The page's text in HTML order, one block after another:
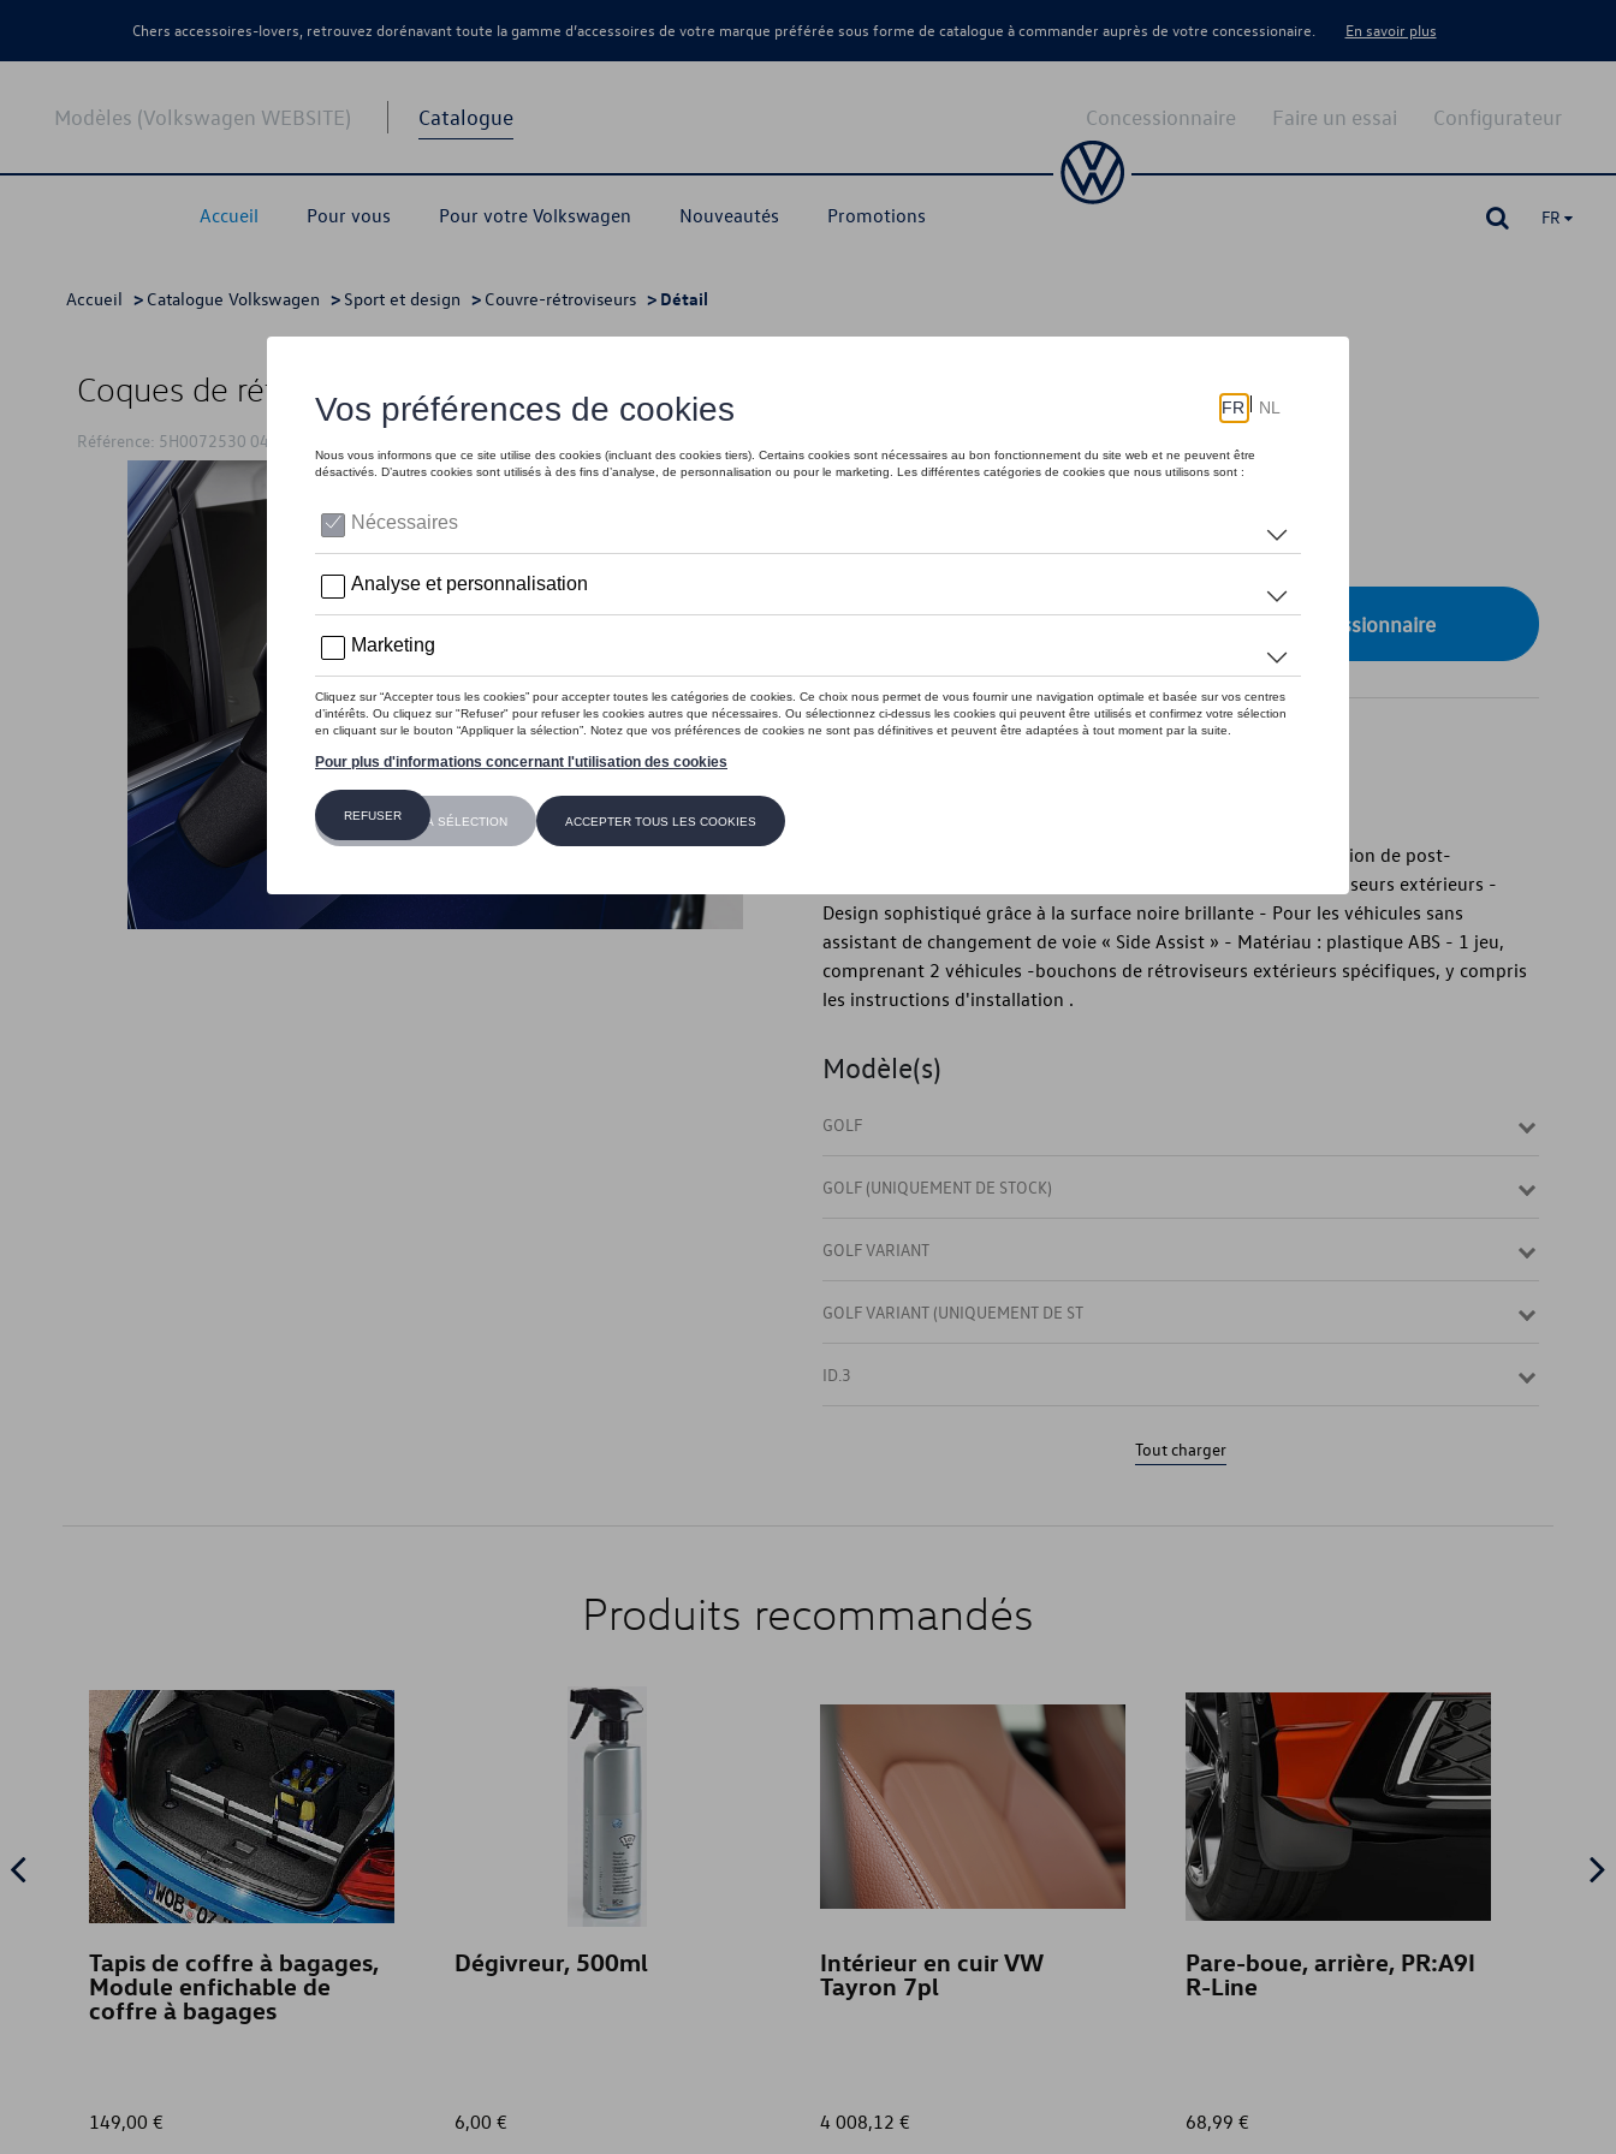
Chers accessoires-lovers, retrouvez dorénavant toute la gamme d’accessoires de votre marque préférée sous forme de catalogue à commander auprès de votre concessionaire. En savoir plus
Modèles (Volkswagen WEBSITE) Catalogue
Accueil Pour vous Pour votre Volkswagen Nouveautés Promotions
Configurateur
Faire un essai
Concessionnaire
FR
Accueil > Catalogue Volkswagen > Sport et design > Couvre-rétroviseurs > Détail
Coques de rétroviseur, Noir brillant, véhicules sans Side Assist
Référence: 5H0072530 041
Ce produit n'est actuellement pas de stock
Vérifiez la disponibilité auprès de votre concessionnaire
Introduction
- Coques de rétroviseurs extérieurs Volkswagen d'origine - Option de post-
équipement simple : il suffit de remplacer les coques de rétroviseurs extérieurs -
Design sophistiqué grâce à la surface noire brillante - Pour les véhicules sans
assistant de changement de voie « Side Assist » - Matériau : plastique ABS - 1 jeu,
comprenant 2 véhicules -bouchons de rétroviseurs extérieurs spécifiques, y compris
les instructions d'installation .
Modèle(s)
GOLF
GOLF (UNIQUEMENT DE STOCK)
GOLF VARIANT
GOLF VARIANT (UNIQUEMENT DE ST
ID.3
Tout charger
Produits recommandés
Tapis de coffre à bagages,
Module enfichable de
coffre à bagages
149,00 €
Dégivreur, 500ml
6,00 €
Intérieur en cuir VW
Tayron 7pl
4 008,12 €
Pare-boue, arrière, PR:A9I
R-Line
68,99 €